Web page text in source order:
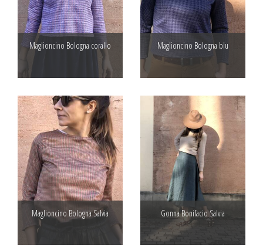
Maglioncino Bologna corallo Maglioncino Bologna blu
Maglioncino Bologna Salvia Gonna Bonifacio Salvia